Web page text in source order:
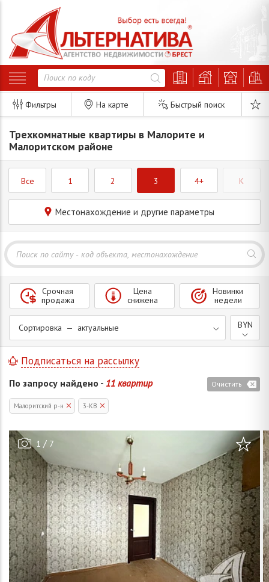
Фильтры На карте Быстрый поиск
Трехкомнатные квартиры в Малорите и
Малоритском районе
Все 1 2 3 4+ K
Местонахождение и другие параметры
Сортировка — актуальные
Срочная
продажа
Цена
снижена
Новинки
недели
BYN
По запросу найдено - 11 квартир Очистить
Подписаться на рассылку
Малоритский р-н 3-КВ
1 / 7